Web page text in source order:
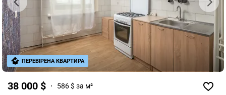
38 000 $ 586 $ за м²
ПЕРЕВІРЕНА КВАРТИРА